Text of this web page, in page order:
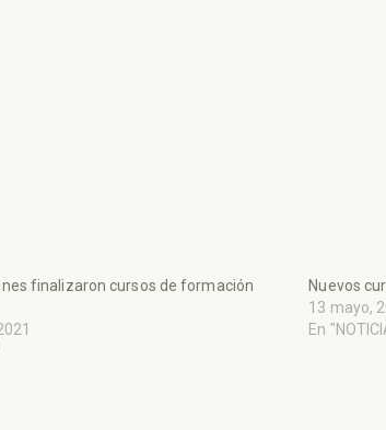
finalizaron cursos de formación
Nuevos
13 mayo,
En